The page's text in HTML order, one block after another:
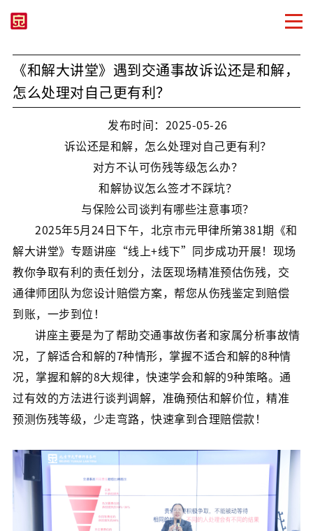
《和解大讲堂》遇到交通事故诉讼还是和解，
怎么处理对自己更有利？
发布时间：2025-05-26
诉讼还是和解，怎么处理对自己更有利？
对方不认可伤残等级怎么办？
和解协议怎么签才不踩坑？
与保险公司谈判有哪些注意事项？
2025年5月24日下午，北京市元甲律所第381期《和
解大讲堂》专题讲座“线上+线下”同步成功开展！现场
教你争取有利的责任划分，法医现场精准预估伤残，交
通律师团队为您设计赔偿方案，帮您从伤残鉴定到赔偿
到账，一步到位！
讲座主要是为了帮助交通事故伤者和家属分析事故情
况，了解适合和解的7种情形，掌握不适合和解的8种情
况，掌握和解的8大规律，快速学会和解的9种策略。通
过有效的方法进行谈判调解，准确预估和解价位，精准
预测伤残等级，少走弯路，快速拿到合理赔偿款！